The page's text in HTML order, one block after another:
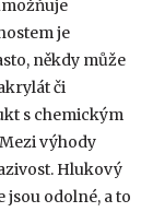
je
někdy může
či
s chemickým
výhody
Hlukový
jsou odolné, a to